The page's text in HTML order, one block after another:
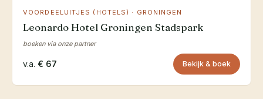
VOORDEELUITJES (HOTELS) · GRONINGEN
Leonardo Hotel Groningen Stadspark
boeken via onze partner
v.a. € 67 Bekijk & boek